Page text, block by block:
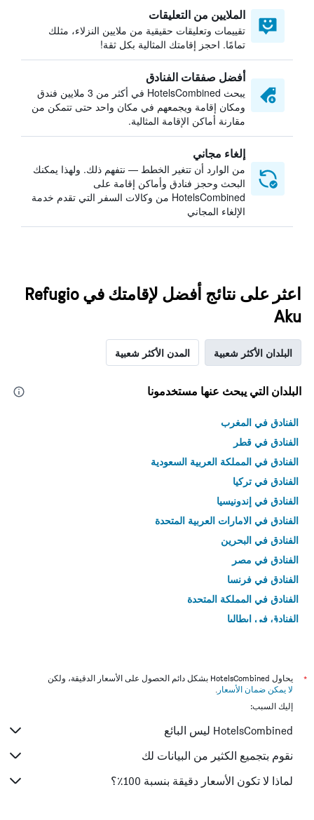
الملايين من التعليقات
تقييمات وتعليقات حقيقية من ملايين النزلاء، مثلك
تمامًا. احجز إقامتك المثالية بكل ثقة!
أفضل صفقات الفنادق
يبحث HotelsCombined في أكثر من 3 ملايين فندق
ومكان إقامة ويجمعهم في مكان واحد حتى تتمكن من
مقارنة أماكن الإقامة المثالية.
إلغاء مجاني
من الوارد أن تتغير الخطط — نتفهم ذلك. ولهذا يمكنك
البحث وحجز فنادق وأماكن إقامة على
HotelsCombined من وكالات السفر التي تقدم خدمة
الإلغاء المجاني
اعثر على نتائج أفضل لإقامتك في Refugio
Aku
البلدان الأكثر شعبية المدن الأكثر شعبية
البلدان التي يبحث عنها مستخدمونا
الفنادق في المغرب
الفنادق في قطر
الفنادق في المملكة العربية السعودية
الفنادق في تركيا
الفنادق في إندونيسيا
الفنادق في الامارات العربية المتحدة
الفنادق في البحرين
الفنادق في مصر
الفنادق في فرنسا
الفنادق في المملكة المتحدة
الفنادق في إيطاليا
*
يحاول HotelsCombined بشكل دائم الحصول على الأسعار الدقيقة، ولكن
لا يمكن ضمان الأسعار .
إليك السبب:
HotelsCombined ليس البائع
نقوم بتجميع الكثير من البيانات لك
لماذا لا تكون الأسعار دقيقة بنسبة 100٪؟